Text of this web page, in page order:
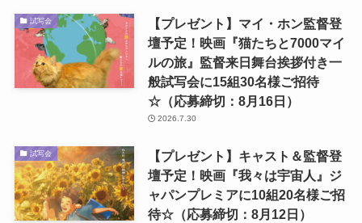
試写会
【プレゼント】マイ・ホン監督登
壇予定！映画『猫たちと7000マイ
ルの旅』監督来日舞台挨拶付き一
般試写会に15組30名様ご招待
☆（応募締切：8月16日）
2026.7.30
試写会
【プレゼント】キャスト＆監督登
壇予定！映画『我々は宇宙人』ジ
ャパンプレミアに10組20名様ご招
待☆（応募締切：8月12日）